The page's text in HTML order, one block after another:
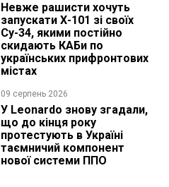
Невже рашисти хочуть
запускати Х-101 зі своїх
Су-34, якими постійно
скидають КАБи по
українських прифронтових
містах
09 серпень 2026
У Leonardo знову згадали,
що до кінця року
протестують в Україні
таємничий компонент
нової системи ППО